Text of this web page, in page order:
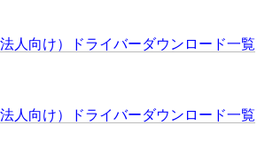
人向け）ドライバーダウンロード一覧
人向け）ドライバーダウンロード一覧